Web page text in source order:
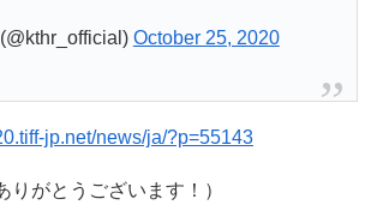
October 25, 2020
jp.net/news/ja/?p=55143
りがとうございます！）